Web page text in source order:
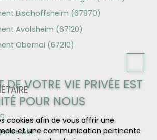
Bischoffsheim (67870)
Avolsheim (67120)
Obernai (67210)
AiR
DE VOTRE VIE PRIVÉE EST
POUR NOUS
cookies afin de vous offrir une
et une communication pertinente